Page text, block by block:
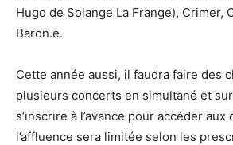
Hugo de Solange La Frange), Crimer,
Baron.e.
Cette année aussi, il faudra faire des
plusieurs concerts en simultané et
s’inscrire à l’avance pour accéder
l’affluence sera limitée selon les